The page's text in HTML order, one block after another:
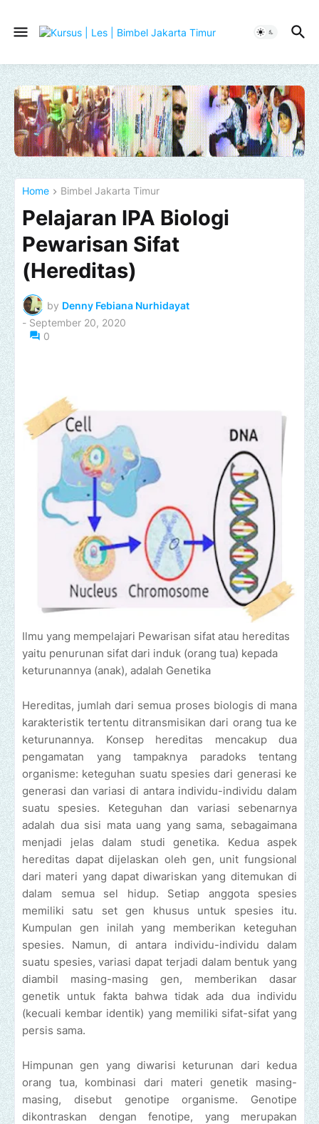
Home Bimbel Jakarta Timur
Pelajaran IPA Biologi
Pewarisan Sifat
(Hereditas)
by Denny Febiana Nurhidayat
- September 20, 2020
0
Ilmu yang mempelajari Pewarisan sifat atau hereditas
yaitu penurunan sifat dari induk (orang tua) kepada
keturunannya (anak), adalah Genetika
Hereditas, jumlah dari semua proses biologis di mana
karakteristik tertentu ditransmisikan dari orang tua ke
keturunannya. Konsep hereditas mencakup dua
pengamatan yang tampaknya paradoks tentang
organisme: keteguhan suatu spesies dari generasi ke
generasi dan variasi di antara individu-individu dalam
suatu spesies. Keteguhan dan variasi sebenarnya
adalah dua sisi mata uang yang sama, sebagaimana
menjadi jelas dalam studi genetika. Kedua aspek
hereditas dapat dijelaskan oleh gen, unit fungsional
dari materi yang dapat diwariskan yang ditemukan di
dalam semua sel hidup. Setiap anggota spesies
memiliki satu set gen khusus untuk spesies itu.
Kumpulan gen inilah yang memberikan keteguhan
spesies. Namun, di antara individu-individu dalam
suatu spesies, variasi dapat terjadi dalam bentuk yang
diambil masing-masing gen, memberikan dasar
genetik untuk fakta bahwa tidak ada dua individu
(kecuali kembar identik) yang memiliki sifat-sifat yang
persis sama.
Himpunan gen yang diwarisi keturunan dari kedua
orang tua, kombinasi dari materi genetik masing-
masing, disebut genotipe organisme. Genotipe
dikontraskan dengan fenotipe, yang merupakan